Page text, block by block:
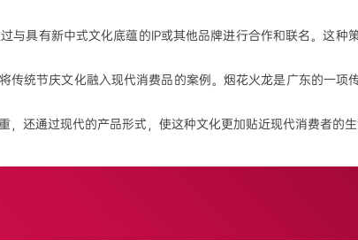
与具有新中式文化底蕴的IP或其他品牌进行合作和联名。这种
传统节庆文化融入现代消费品的案例。烟花火龙是广东的一
还通过现代的产品形式，使这种文化更加贴近现代消费者的生